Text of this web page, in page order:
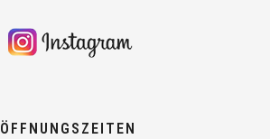
ÖFFNUNGSZEITEN